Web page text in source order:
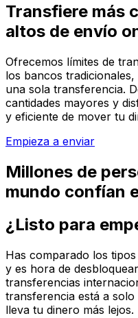
Transfiere más
altos de envío
Ofrecemos límites de
los bancos
una sola transferencia.
cantidades mayores y
y eficiente de mover tu
Empieza a enviar
Millones de
mundo confían
¿Listo para
Has comparado los
y es hora de
transferencias
transferencia está a
lleva tu dinero más lejos.